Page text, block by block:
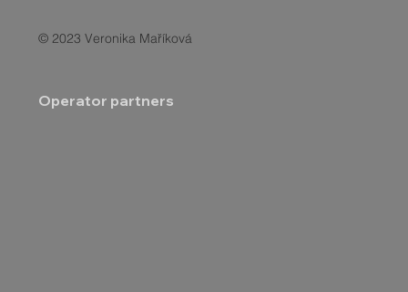
© 2023 Veronika Maříková
Operator partners